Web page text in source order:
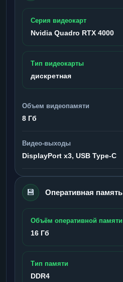
Серия видеокарт
Nvidia Quadro RTX 4000
Тип видеокарты
дискретная
Объем видеопамяти
8 Гб
Видео-выходы
DisplayPort x3, USB Type-C
💾 Оперативная память
Объём оперативной памяти
16 Гб
Тип памяти
DDR4